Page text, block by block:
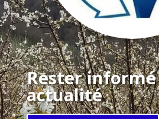
Rester
actualité